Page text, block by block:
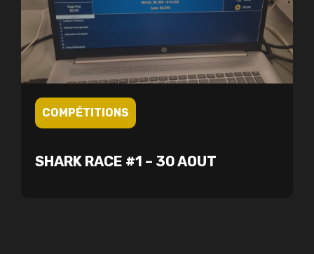
COMPÉTITIONS
SHARK RACE #1 – 30 AOUT